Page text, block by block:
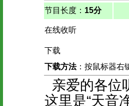
节目长度： 15分
在线收听
下载
下载方法：按鼠标器右
亲爱的各位
这里是“天音